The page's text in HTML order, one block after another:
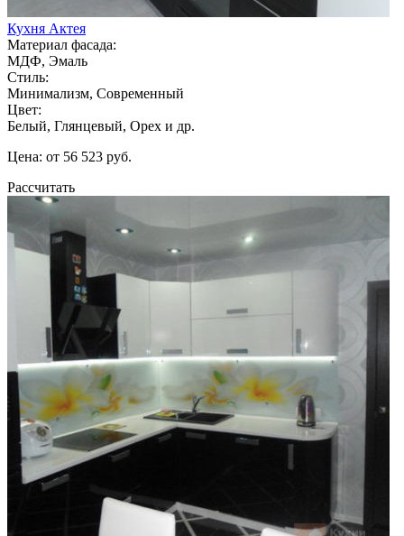
Кухня Актея
Материал фасада:
МДФ, Эмаль
Стиль:
Минимализм, Современный
Цвет:
Белый, Глянцевый, Орех и др.
Цена: от 56 523 руб.
Рассчитать